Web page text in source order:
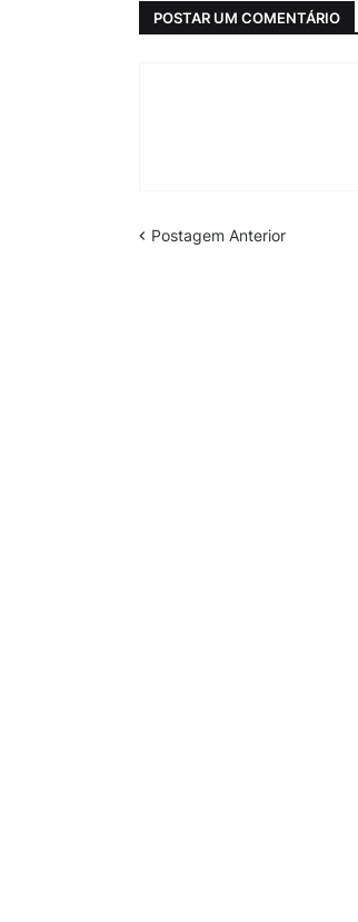
POSTAR UM COMENTÁRIO
Postagem Anterior